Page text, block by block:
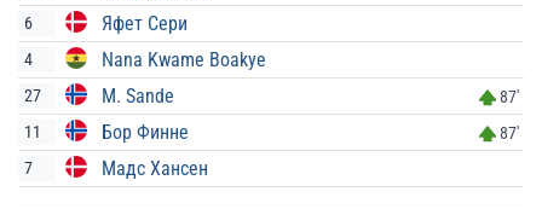
6 Яфет Сери
4 Nana Kwame Boakye
27 M. Sande
87'
11
Бор Финне
87'
7
Мадс Хансен